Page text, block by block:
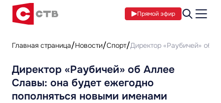
Прямой эфир
Главная страница Новости Спорт Директор «Раубичей» об
Директор «Раубичей» об Аллее
Славы: она будет ежегодно
пополняться новыми именами